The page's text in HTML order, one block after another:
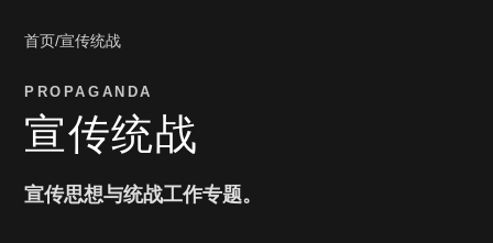
首页/宣传统战
PROPAGANDA
宣传统战
宣传思想与统战工作专题。